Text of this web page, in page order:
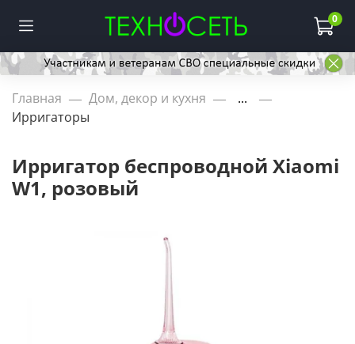
0
Главная Дом, декор и кухня
...
Ирригаторы
Ирригатор беспроводной Xiaomi
W1, розовый